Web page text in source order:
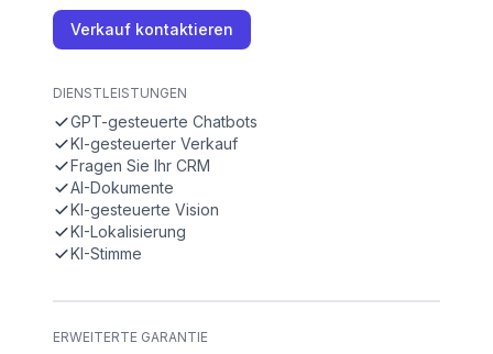
Verkauf kontaktieren
DIENSTLEISTUNGEN
GPT-gesteuerte Chatbots
KI-gesteuerter Verkauf
Fragen Sie Ihr CRM
AI-Dokumente
KI-gesteuerte Vision
KI-Lokalisierung
KI-Stimme
ERWEITERTE GARANTIE